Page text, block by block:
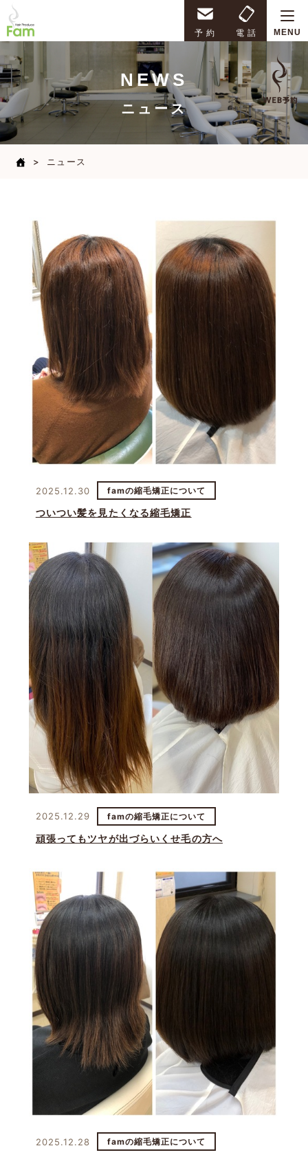
予 約 電 話 MENU
NEWS
ニュース
ニュース
2025.12.30 famの縮毛矯正について
ついつい髪を見たくなる縮毛矯正
2025.12.29 famの縮毛矯正について
頑張ってもツヤが出づらいくせ毛の方へ
2025.12.28 famの縮毛矯正について